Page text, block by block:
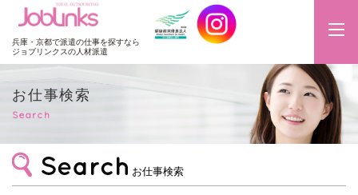
JobLinks
兵庫・京都で派遣の仕事を探すなら
ジョブリンクスの人材派遣
お仕事検索
Search
お仕事検索